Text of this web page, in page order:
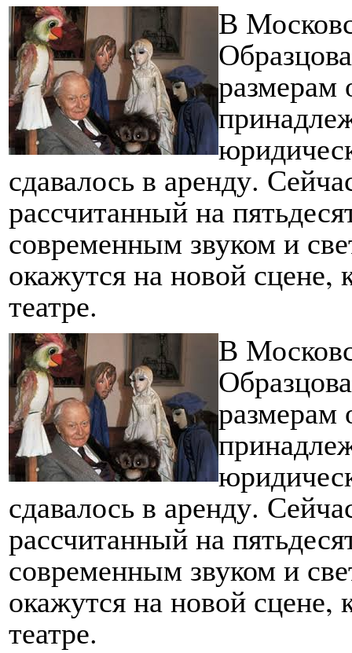
В
размерам
сдавалось в аренду.
рассчитанный на
современным звуком и
окажутся на новой сцене,
театре.
В
размерам
сдавалось в аренду.
рассчитанный на
современным звуком и
окажутся на новой сцене,
театре.